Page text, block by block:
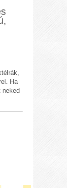
Ha
neked